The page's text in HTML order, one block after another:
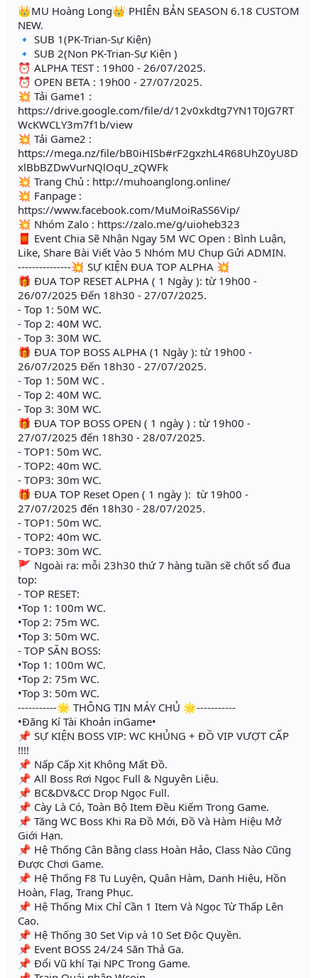
👑MU Hoàng Long👑 PHIÊN BẢN SEASON 6.18 CUSTOM
NEW.
🔹 SUB 1(PK-Trian-Sự Kiện)
🔹 SUB 2(Non PK-Trian-Sự Kiện )
⏰ ALPHA TEST : 19h00 - 26/07/2025.
⏰ OPEN BETA : 19h00 - 27/07/2025.
💥 Tải Game1 :
https://drive.google.com/file/d/12v0xkdtg7YN1T0JG7RT
WcKWCLY3m7f1b/view
💥 Tải Game2 :
https://mega.nz/file/bB0iHISb#rF2gxzhL4R68UhZ0yU8D
xlBbBZDwVurNQlOqU_zQWFk
💥 Trang Chủ : http://muhoanglong.online/
💥 Fanpage :
https://www.facebook.com/MuMoiRaSS6Vip/
💥 Nhóm Zalo : https://zalo.me/g/uioheb323
🧧 Event Chia Sẽ Nhận Ngay 5M WC Open : Bình Luận,
Like, Share Bài Viết Vào 5 Nhóm MU Chụp Gửi ADMIN.
---------------💥 SỰ KIỆN ĐUA TOP ALPHA 💥
🎁 ĐUA TOP RESET ALPHA ( 1 Ngày ): từ 19h00 -
26/07/2025 Đến 18h30 - 27/07/2025.
- Top 1: 50M WC.
- Top 2: 40M WC.
- Top 3: 30M WC.
🎁 ĐUA TOP BOSS ALPHA (1 Ngày ): từ 19h00 -
26/07/2025 Đến 18h30 - 27/07/2025.
- Top 1: 50M WC .
- Top 2: 40M WC.
- Top 3: 30M WC.
🎁 ĐUA TOP BOSS OPEN ( 1 ngày ) : từ 19h00 -
27/07/2025 đến 18h30 - 28/07/2025.
- TOP1: 50m WC.
- TOP2: 40m WC.
- TOP3: 30m WC.
🎁 ĐUA TOP Reset Open ( 1 ngày ): từ 19h00 -
27/07/2025 đến 18h30 - 28/07/2025.
- TOP1: 50m WC.
- TOP2: 40m WC.
- TOP3: 30m WC.
🚩 Ngoài ra: mỗi 23h30 thứ 7 hàng tuần sẽ chốt sổ đua
top:
- TOP RESET:
•Top 1: 100m WC.
•Top 2: 75m WC.
•Top 3: 50m WC.
- TOP SĂN BOSS:
•Top 1: 100m WC.
•Top 2: 75m WC.
•Top 3: 50m WC.
-----------🌟 THÔNG TIN MÁY CHỦ 🌟-----------
•Đăng Kí Tài Khoản inGame•
📌 SỰ KIỆN BOSS VIP: WC KHỦNG + ĐỒ VIP VƯỢT CẤP
!!!!
📌 Nấp Cấp Xịt Không Mất Đồ.
📌 All Boss Rơi Ngọc Full & Nguyên Liệu.
📌 BC&DV&CC Drop Ngọc Full.
📌 Cày Là Có, Toàn Bộ Item Đều Kiếm Trong Game.
📌 Tăng WC Boss Khi Ra Đồ Mới, Đồ Và Hàm Hiệu Mở
Giới Hạn.
📌 Hệ Thống Cân Bằng class Hoàn Hảo, Class Nào Cũng
Được Chơi Game.
📌 Hệ Thống F8 Tu Luyện, Quân Hàm, Danh Hiệu, Hồn
Hoàn, Flag, Trang Phục.
📌 Hệ Thống Mix Chỉ Cần 1 Item Và Ngọc Từ Thấp Lên
Cao.
📌 Hệ Thống 30 Set Vip và 10 Set Độc Quyền.
📌 Event BOSS 24/24 Săn Thả Ga.
📌 Đổi Vũ khí Tại NPC Trong Game.